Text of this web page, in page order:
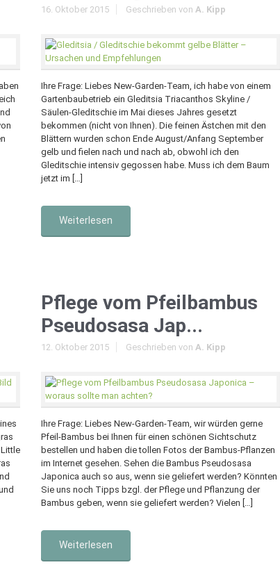
16. Oktober 2015 Geschrieben von A. Kipp
Ihre Frage: Liebes New-Garden-Team, ich habe von einem
Gartenbaubetrieb ein Gleditsia Triacanthos Skyline /
Säulen-Gleditschie im Mai dieses Jahres gesetzt
bekommen (nicht von Ihnen). Die feinen Ästchen mit den
Blättern wurden schon Ende August/Anfang September
gelb und fielen nach und nach ab, obwohl ich den
Gleditschie intensiv gegossen habe. Muss ich dem Baum
jetzt im […]
Weiterlesen
Pflege vom Pfeilbambus
Pseudosasa Jap...
12. Oktober 2015 Geschrieben von A. Kipp
Ihre Frage: Liebes New-Garden-Team, wir würden gerne
Pfeil-Bambus bei Ihnen für einen schönen Sichtschutz
bestellen und haben die tollen Fotos der Bambus-Pflanzen
im Internet gesehen. Sehen die Bambus Pseudosasa
Japonica auch so aus, wenn sie geliefert werden? Könnten
Sie uns noch Tipps bzgl. der Pflege und Pflanzung der
Bambus geben, wenn sie geliefert werden? Vielen […]
Weiterlesen